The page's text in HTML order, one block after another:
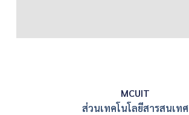
MCUIT
ส่วนเทคโนโลยีสารสนเทศ